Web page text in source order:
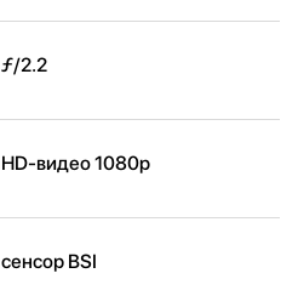
ƒ/2.2
HD-видео 1080p
сенсор BSI